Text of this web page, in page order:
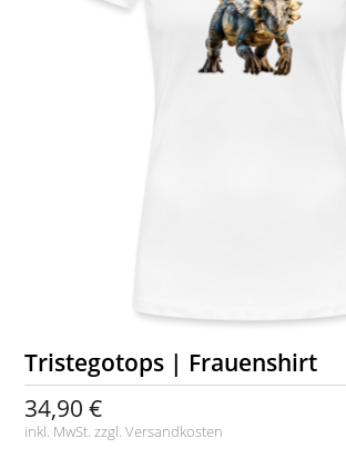
Tristegotops | Frauenshirt
34,90 €
inkl. MwSt. zzgl.Versandkosten